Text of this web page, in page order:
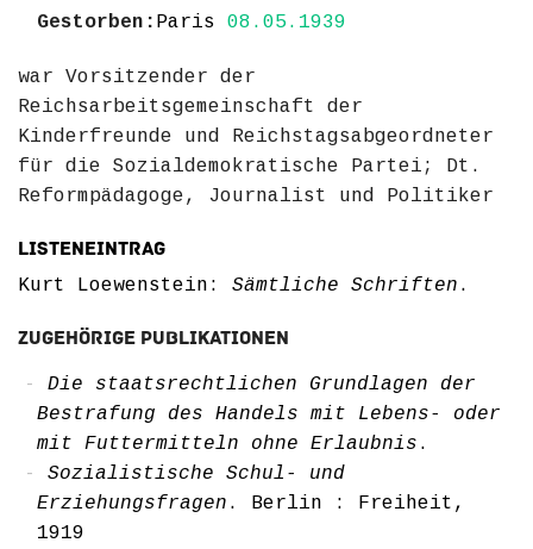
Gestorben: Paris 08.05.1939
war Vorsitzender der
Reichsarbeitsgemeinschaft der
Kinderfreunde und Reichstagsabgeordneter
für die Sozialdemokratische Partei; Dt.
Reformpädagoge, Journalist und Politiker
Listeneintrag
Kurt Loewenstein: Sämtliche Schriften .
Zugehörige Publikationen
Die staatsrechtlichen Grundlagen der
Bestrafung des Handels mit Lebens- oder
mit Futtermitteln ohne Erlaubnis .
Sozialistische Schul- und
Erziehungsfragen . Berlin : Freiheit,
1919